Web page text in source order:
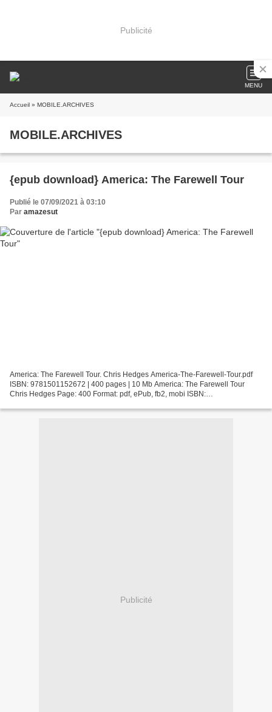
Publicité
MENU
Accueil » MOBILE.ARCHIVES
MOBILE.ARCHIVES
{epub download} America: The Farewell Tour
Publié le 07/09/2021 à 03:10
Par amazesut
America: The Farewell Tour. Chris Hedges America-The-Farewell-Tour.pdf
ISBN: 9781501152672 | 400 pages | 10 Mb America: The Farewell Tour
Chris Hedges Page: 400 Format: pdf, ePub, fb2, mobi ISBN:
Publicité